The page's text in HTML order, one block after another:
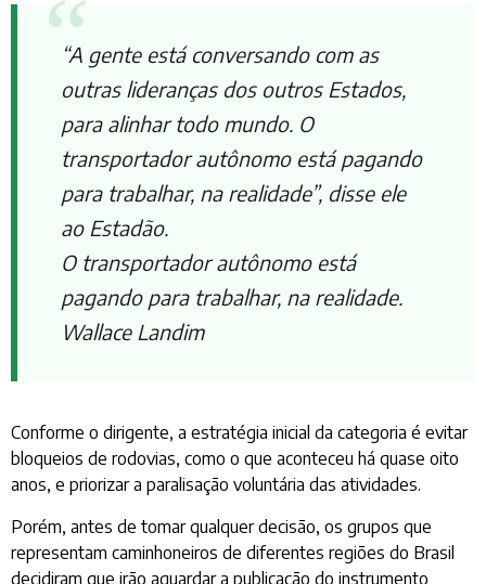
“A gente está conversando com as
outras lideranças dos outros Estados,
para alinhar todo mundo. O
transportador autônomo está pagando
para trabalhar, na realidade”, disse ele
ao Estadão.
O transportador autônomo está
pagando para trabalhar, na realidade.
Wallace Landim
Conforme o dirigente, a estratégia inicial da categoria é evitar
bloqueios de rodovias, como o que aconteceu há quase oito
anos, e priorizar a paralisação voluntária das atividades.
Porém, antes de tomar qualquer decisão, os grupos que
representam caminhoneiros de diferentes regiões do Brasil
decidiram que irão aguardar a publicação do instrumento